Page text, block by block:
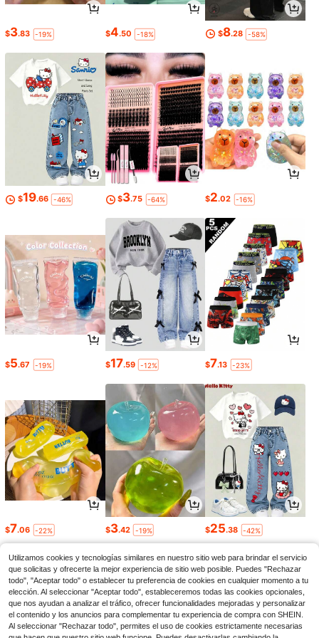
$3.83 -19% $4.50 -18% $8.28 -58%
$19.66 -46% $3.75 -64% $2.02 -16%
$5.67 -19% $17.59 -12% $7.13 -23%
$7.06 -22% $3.42 -19% $25.38 -42%
Utilizamos cookies y tecnologías similares en nuestro sitio web para brindar el servicio
que solicitas y ofrecerte la mejor experiencia de sitio web posible. Puedes "Rechazar
todo", "Aceptar todo" o establecer tu preferencia de cookies en cualquier momento a tu
elección. Al seleccionar "Aceptar todo", estableceremos todas las cookies opcionales,
que nos ayudan a analizar el tráfico, ofrecer funcionalidades mejoradas y personalizar
el contenido y los anuncios para complementar tu experiencia de compra con SHEIN.
Al seleccionar "Rechazar todo", permites el uso de cookies estrictamente necesarias